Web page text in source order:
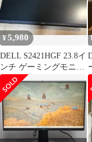
¥5,980
DELL S2421HGF 23.8イ
ンチ ゲーミングモニタ
ー 144hz
チ